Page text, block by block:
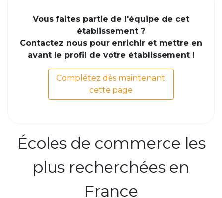
Vous faites partie de l'équipe de cet
établissement ?
Contactez nous pour enrichir et mettre en
avant le profil de votre établissement !
Complétez dès maintenant
cette page
Écoles de commerce les
plus recherchées en
France